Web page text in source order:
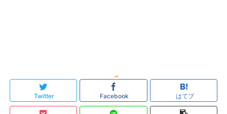
Twitter Facebook はてブ